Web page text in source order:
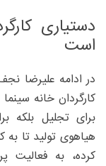
دستیاری
است
در ادامه علیرضا
کارگردان خانه
برای تجلیل بلکه
هیاهوی تولید تا
کرده، به فعالیت